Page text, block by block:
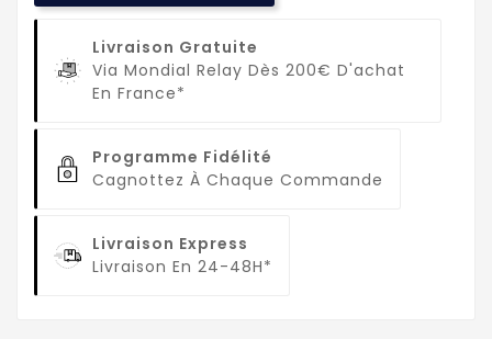
Livraison Gratuite
Via Mondial Relay Dès 200€ D'achat
En France*
Programme Fidélité
Cagnottez À Chaque Commande
Livraison Express
Livraison En 24-48H*